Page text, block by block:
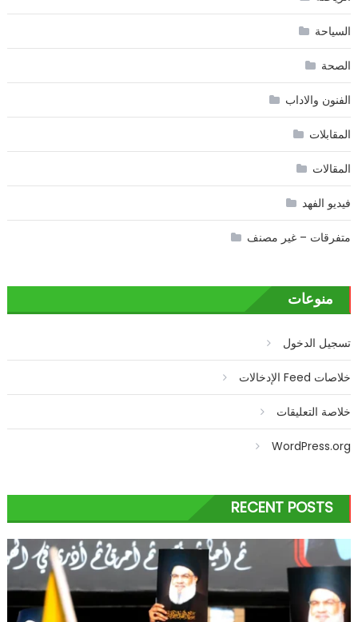
السياحة
الصحة
الفنون والاداب
المقابلات
المقالات
فيديو الفهد
متفرقات – غير مصنف
منوعات
تسجيل الدخول
خلاصات Feed الإدخالات
خلاصة التعليقات
WordPress.org
RECENT POSTS